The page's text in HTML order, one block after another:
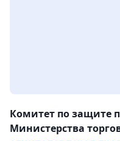
Комитет по защите
Министерства